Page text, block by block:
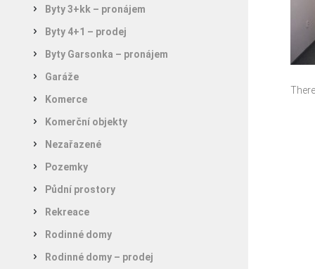
Byty 3+kk – pronájem
Byty 4+1 – prodej
Byty Garsonka – pronájem
Garáže
Komerce
Komerční objekty
Nezařazené
Pozemky
Půdní prostory
Rekreace
Rodinné domy
Rodinné domy – prodej